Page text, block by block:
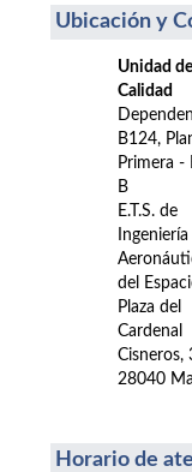
Ubicación y
Unidad de
Calidad
B124,
Primera -
B
E.T.S. de
Ingeniería
del
Plaza del
Cardenal
Cisneros,
28040
Horario de